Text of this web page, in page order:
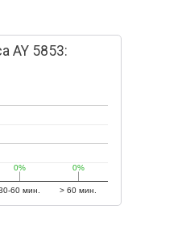
AY 5853:
60 мин. > 60 мин.
0%
0% 0%
0%